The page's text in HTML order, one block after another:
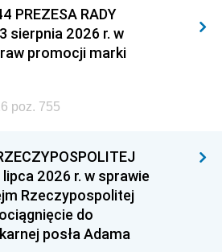
2010 2009
2007 2006
1995 1994
1992 1991
1989
1986 1985
PREZESA RADY
sierpnia 2026 r. w
promocji marki
poz. 755
lipca 2026 r. w sprawie
Rzeczypospolitej
do
posła Adama